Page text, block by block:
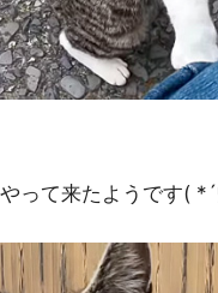
って来たようです(